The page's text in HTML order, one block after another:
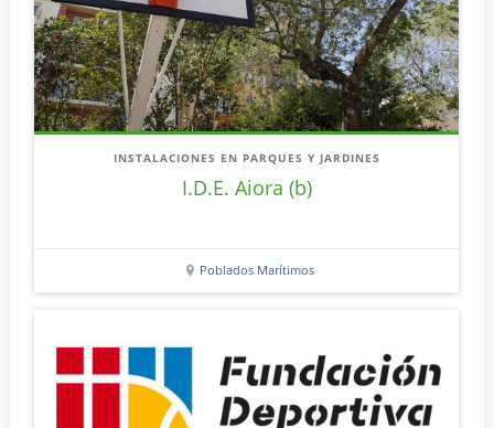
INSTALACIONES EN PARQUES Y JARDINES
I.D.E. Aiora (b)
Poblados Marítimos